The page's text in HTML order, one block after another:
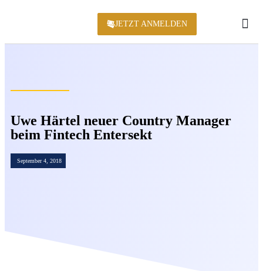
JETZT ANMELDEN
Uwe Härtel neuer Country Manager
beim Fintech Entersekt
September 4, 2018